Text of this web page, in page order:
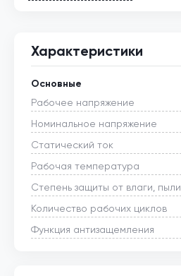
Характеристики
Основные
Рабочее напряжение
Номинальное напряжение
Статический ток
Рабочая температура
Степень защиты от влаги, пыли
Количество рабочих циклов
Функция антизащемления